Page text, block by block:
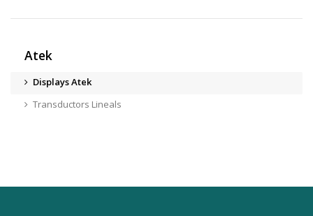
Atek
Displays Atek
Transductors Lineals